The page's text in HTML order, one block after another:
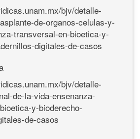
bjv/detalle-
de-organos-celulas-y-
transversal-en-bioetica-y-
digitales-de-casos
bjv/detalle-
de-la-vida-ensenanza-
y-bioderecho-
de-casos